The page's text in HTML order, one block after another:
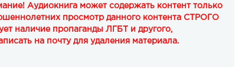
Аудиокнига может содержать контент только
просмотр данного контента СТРОГО
наличие пропаганды ЛГБТ и другого,
на почту для удаления материала.